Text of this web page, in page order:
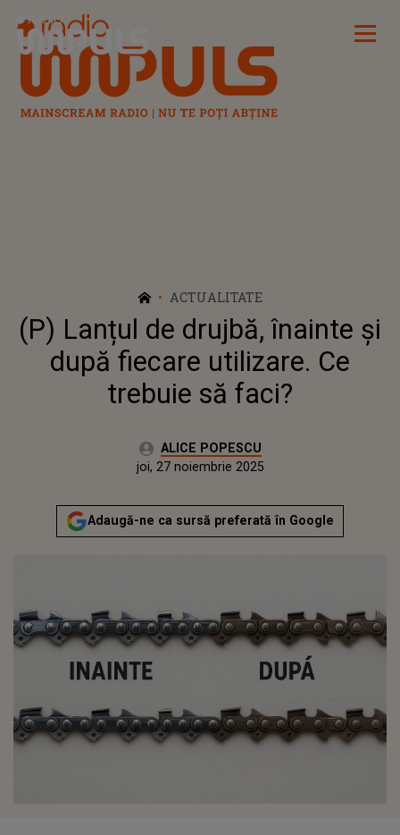
Radio Impuls
ACTUALITATE
(P) Lanțul de drujbă, înainte și
după fiecare utilizare. Ce
trebuie să faci?
Autor:ALICE POPESCU
joi, 27 noiembrie 2025Actualizat:
joi, 27 noiembrie 2025
Adaugă-ne ca sursă preferată în Google